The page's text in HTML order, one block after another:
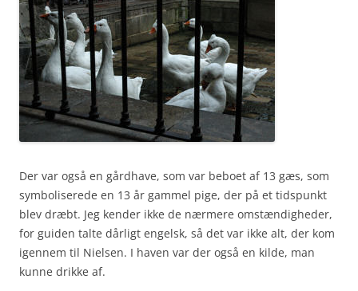
Der var også en gårdhave, som var beboet af 13 gæs, som
symboliserede en 13 år gammel pige, der på et tidspunkt
blev dræbt. Jeg kender ikke de nærmere omstændigheder,
for guiden talte dårligt engelsk, så det var ikke alt, der kom
igennem til Nielsen. I haven var der også en kilde, man
kunne drikke af.